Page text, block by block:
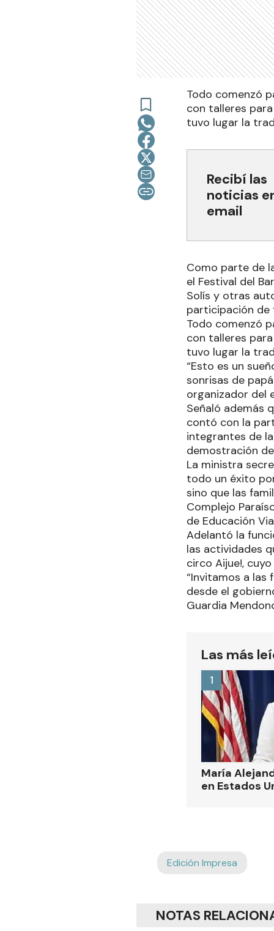
Todo comenzó
con talleres
tuvo lugar la
Recibí las
noticias
email
Como parte de
el Festival del
Solís y otras
participación de
Todo comenzó
con talleres
tuvo lugar la
“Esto es un
sonrisas de
organizador del
Señaló además
contó con la
integrantes de
demostración
La ministra
todo un éxito
sino que las
Complejo
de Educación
Adelantó la
las actividades
circo Aijue!,
“Invitamos a las
desde el
Guardia
Las más
María
en Estados
1
Edición Impresa
NOTAS